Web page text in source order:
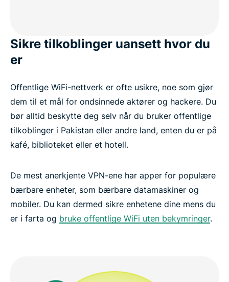
Free VPNs vs. ExpressVPN in Pakistan
Popular VPN server locations for Pakistan users
Is using a VPN legal in Pakistan?
Tips to maintain a more reliable VPN connection
Why millions choose ExpressVPN for Pakistan
Sikre tilkoblinger uansett hvor du
er
Offentlige WiFi-nettverk er ofte usikre, noe som gjør
dem til et mål for ondsinnede aktører og hackere. Du
bør alltid beskytte deg selv når du bruker offentlige
tilkoblinger i Pakistan eller andre land, enten du er på
kafé, biblioteket eller et hotell.
De mest anerkjente VPN-ene har apper for populære
bærbare enheter, som bærbare datamaskiner og
mobiler. Du kan dermed sikre enhetene dine mens du
er i farta og bruke offentlige WiFi uten bekymringer.